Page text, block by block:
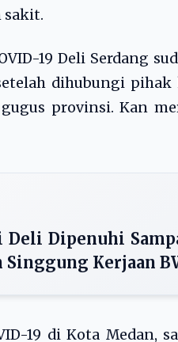
sakit.
19 Deli Serdang
dihubungi
provinsi. Kan
Deli Dipenuhi
Singgung Kerjaan
19 di Kota Medan,